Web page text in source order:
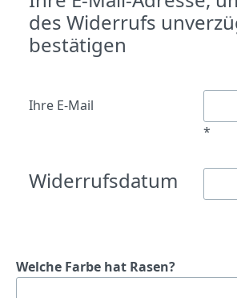
des Widerrufs
bestätigen
Ihre E-Mail
*
Widerrufsdatum
Welche Farbe hat Rasen?